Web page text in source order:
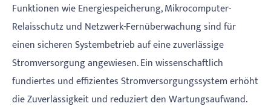
Funktionen wie Energiespeicherung, Mikrocomputer-
Relaisschutz und Netzwerk-Fernüberwachung sind für
einen sicheren Systembetrieb auf eine zuverlässige
Stromversorgung angewiesen. Ein wissenschaftlich
fundiertes und effizientes Stromversorgungssystem erhöht
die Zuverlässigkeit und reduziert den Wartungsaufwand.